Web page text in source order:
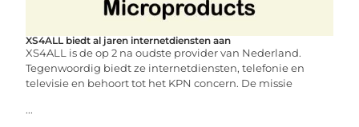
XS4ALL biedt al jaren internetdiensten aan
XS4ALL is de op 2 na oudste provider van Nederland.
Tegenwoordig biedt ze internetdiensten, telefonie en
televisie en behoort tot het KPN concern. De missie
...